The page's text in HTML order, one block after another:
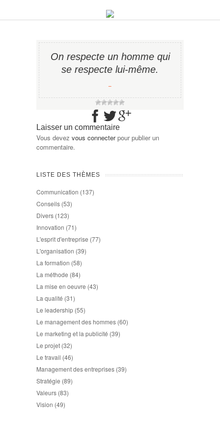
On respecte un homme qui
se respecte lui-même.
−
Laisser un commentaire
Vous devez vous connecterpour publier un
commentaire.
LISTE DES THÈMES
Communication (137)
Conseils (53)
Divers (123)
Innovation (71)
L'esprit d'entreprise (77)
L'organisation (39)
La formation (58)
La méthode (84)
La mise en oeuvre (43)
La qualité (31)
Le leadership (55)
Le management des hommes (60)
Le marketing et la publicité (39)
Le projet (32)
Le travail (46)
Management des entreprises (39)
Stratégie (89)
Valeurs (83)
Vision (49)